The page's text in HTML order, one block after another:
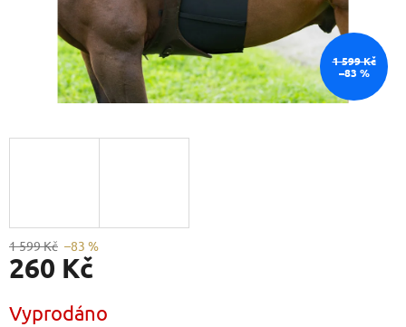
1 599 Kč
–83 %
1 599 Kč –83 %
260 Kč
cena:
Vyprodáno